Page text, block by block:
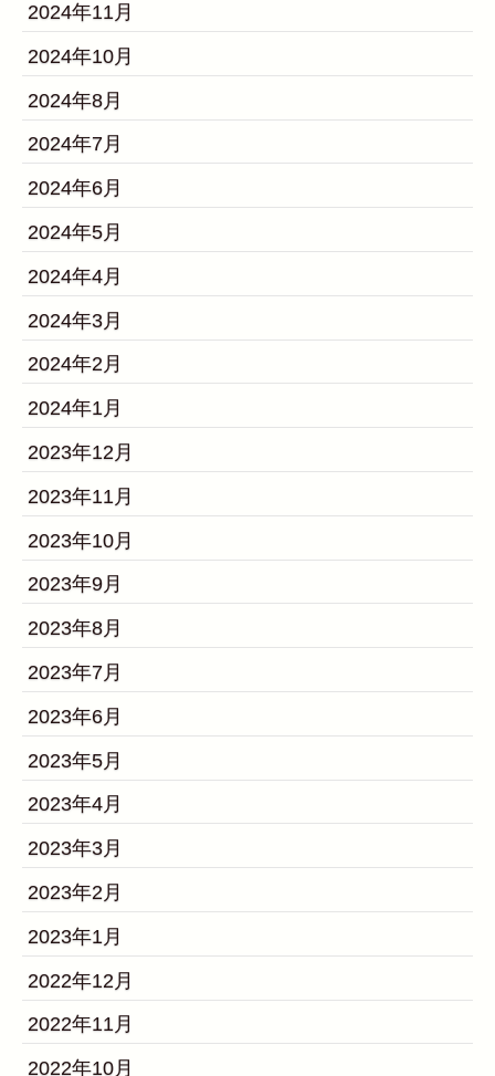
2024年11月
2024年10月
2024年8月
2024年7月
2024年6月
2024年5月
2024年4月
2024年3月
2024年2月
2024年1月
2023年12月
2023年11月
2023年10月
2023年9月
2023年8月
2023年7月
2023年6月
2023年5月
2023年4月
2023年3月
2023年2月
2023年1月
2022年12月
2022年11月
2022年10月